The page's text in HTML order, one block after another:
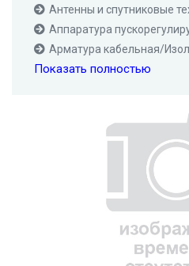
Антенны и спутниковые
Аппаратура
Арматура кабельная/
Показать полностью